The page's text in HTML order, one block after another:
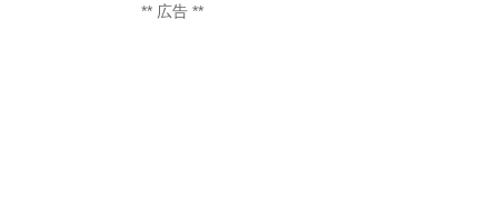
** 広告 **